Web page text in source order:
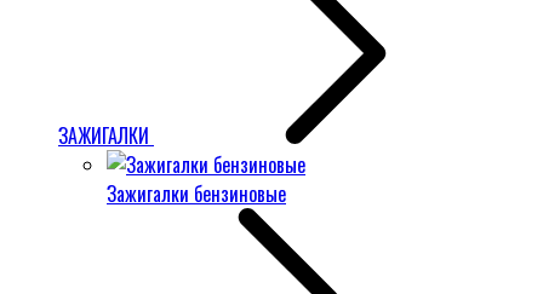
ЗАЖИГАЛКИ
Зажигалки бензиновые